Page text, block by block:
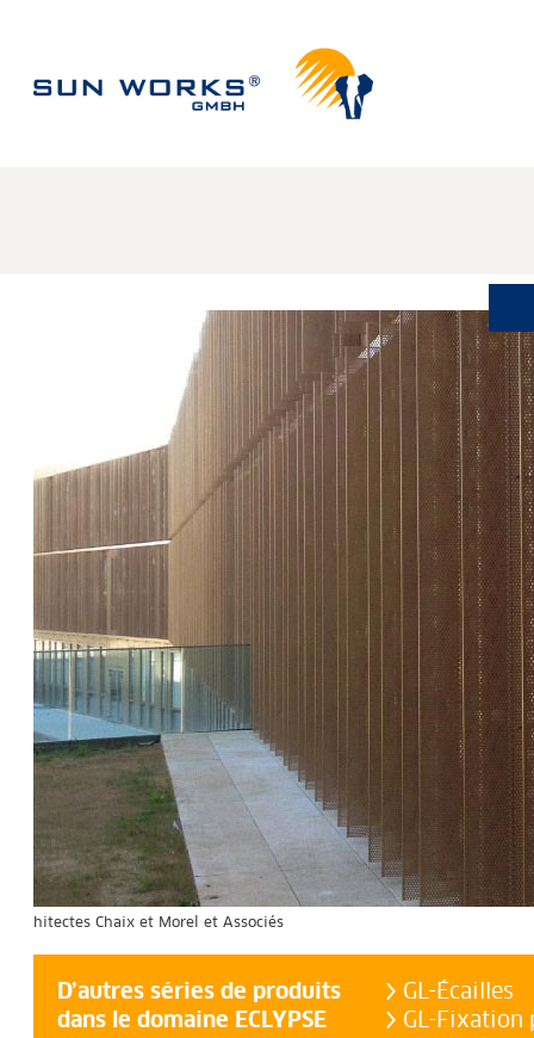
D’autres séries de produits
dans le domaine ECLYPSE
GL-Écailles
GL-Fixation